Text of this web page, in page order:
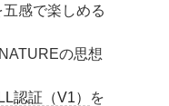
感で楽しめる
の思想
認証（V1） を